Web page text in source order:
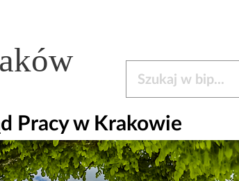
Pracy w Krakowie